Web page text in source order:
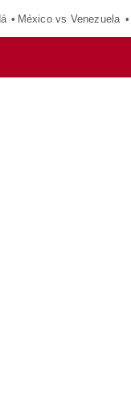
México vs Venezuela